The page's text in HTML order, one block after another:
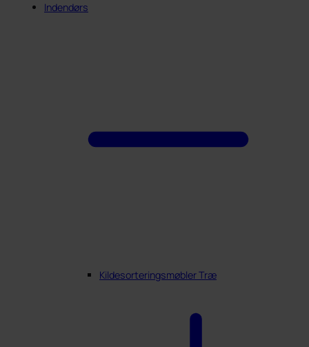
Indendørs
Kildesorteringsmøbler Træ